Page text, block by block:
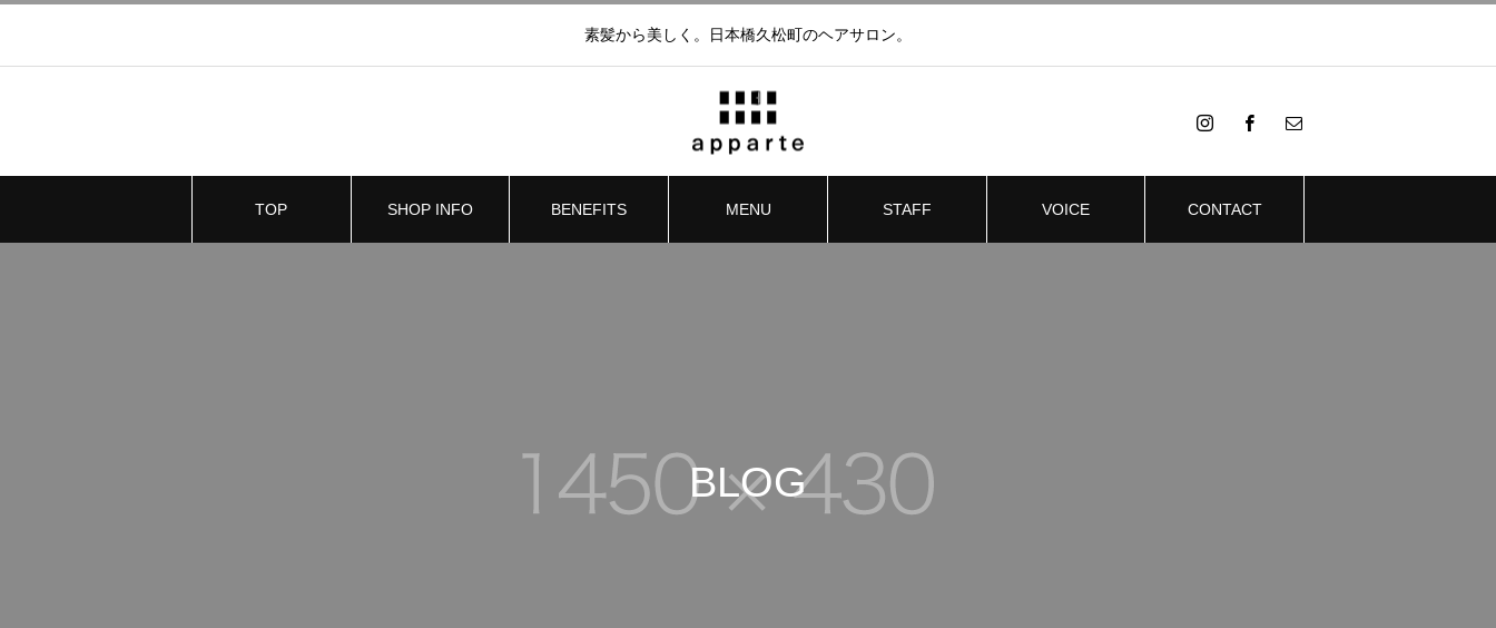
素髪から美しく。日本橋久松町のヘアサロン。
TOP SHOP INFO BENEFITS MENU STAFF VOICE CONTACT
BLOG